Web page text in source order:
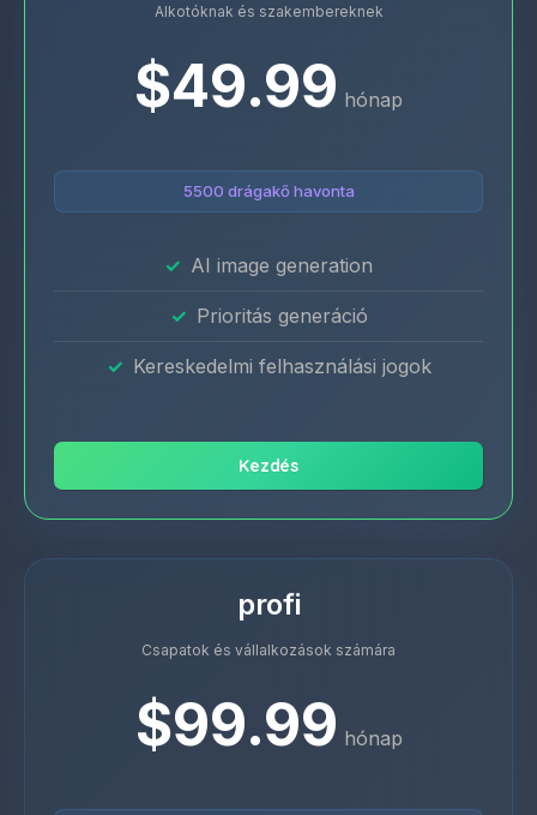
Alkotóknak és szakembereknek
$49.99 hónap
5500 drágakő havonta
AI image generation
Prioritás generáció
Kereskedelmi felhasználási jogok
Kezdés
profi
Csapatok és vállalkozások számára
$99.99 hónap